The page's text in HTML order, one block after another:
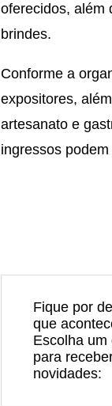
oferecidos, além
brindes.
Conforme a
expositores,
artesanato e
ingressos
Fique por
que
Escolha um
para
novidades: